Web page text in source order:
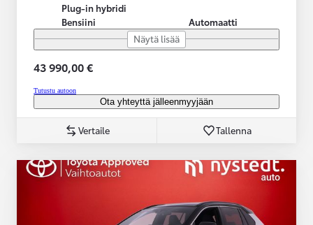
Plug-in hybridi
Bensiini
Automaatti
Näytä lisää
43 990,00 €
Tutustu autoon
Ota yhteyttä jälleenmyyjään
Vertaile Tallenna